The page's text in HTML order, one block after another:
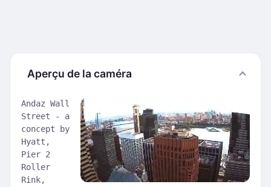
Aperçu de la caméra
Andaz Wall
Street - a
concept by
Hyatt,
Pier 2
Roller
Rink,